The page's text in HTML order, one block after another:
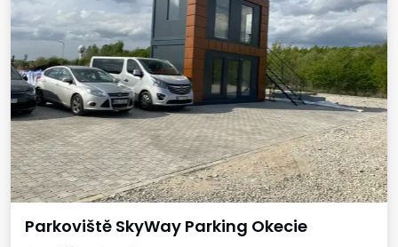
Parkoviště SkyWay Parking Okecie